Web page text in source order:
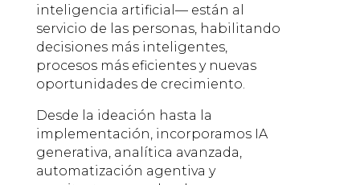
inteligencia artificial— están al
servicio de las personas, habilitando
decisiones más inteligentes,
procesos más eficientes y nuevas
oportunidades de crecimiento.
Desde la ideación hasta la
implementación, incorporamos IA
generativa, analítica avanzada,
automatización agentiva y